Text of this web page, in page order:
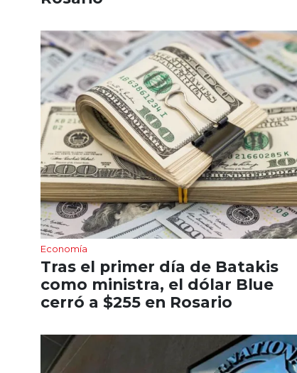
Economía
Tras el primer día de Batakis
como ministra, el dólar Blue
cerró a $255 en Rosario